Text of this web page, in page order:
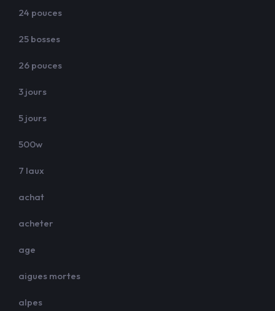
24 pouces
25 bosses
26 pouces
3 jours
5 jours
500w
7 laux
achat
acheter
age
aigues mortes
alpes